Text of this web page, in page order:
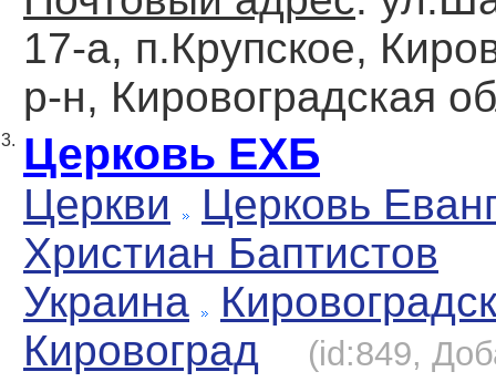
17-а, п.Крупское,
р-н, Кировоградская
3. Церковь ЕХБ
Церкви
Церковь
Христиан Баптистов
Украина
Кировоград
(id:849,